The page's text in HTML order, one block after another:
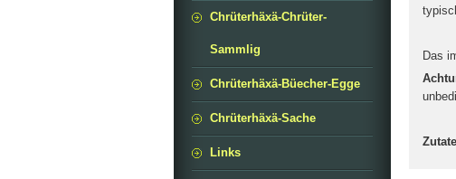
Das
Chrüterhäxä-Chrüter-
Sammlig
Chrüterhäxä-Büecher-Egge
Chrüterhäxä-Sache
Links